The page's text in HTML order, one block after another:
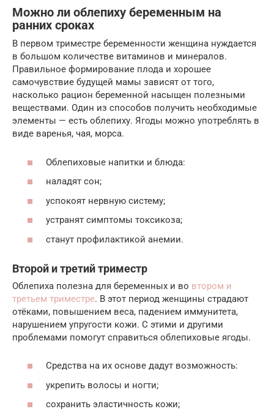
Можно ли облепиху беременным на
ранних сроках
В первом триместре беременности женщина нуждается
в большом количестве витаминов и минералов.
Правильное формирование плода и хорошее
самочувствие будущей мамы зависят от того,
насколько рацион беременной насыщен полезными
веществами. Один из способов получить необходимые
элементы — есть облепиху. Ягоды можно употреблять в
виде варенья, чая, морса.
Облепиховые напитки и блюда:
наладят сон;
успокоят нервную систему;
устранят симптомы токсикоза;
станут профилактикой анемии.
Второй и третий триместр
Облепиха полезна для беременных и во втором и
третьем триместре. В этот период женщины страдают
отёками, повышением веса, падением иммунитета,
нарушением упругости кожи. С этими и другими
проблемами помогут справиться облепиховые ягоды.
Средства на их основе дадут возможность:
укрепить волосы и ногти;
сохранить эластичность кожи;